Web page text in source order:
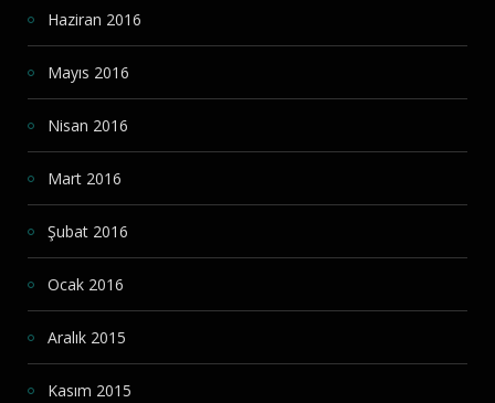
Haziran 2016
Mayıs 2016
Nisan 2016
Mart 2016
Şubat 2016
Ocak 2016
Aralık 2015
Kasım 2015